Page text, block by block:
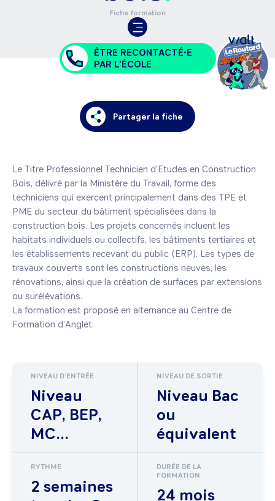
Fiche formation
ÊTRE RECONTACTÉ•E
PAR L'ÉCOLE
Partager la fiche
Le Titre Professionnel Technicien d’Etudes en Construction
Bois, délivré par la Ministère du Travail, forme des
techniciens qui exercent principalement dans des TPE et
PME du secteur du bâtiment spécialisées dans la
construction bois. Les projets concernés incluent les
habitats individuels ou collectifs, les bâtiments tertiaires et
les établissements recevant du public (ERP). Les types de
travaux couverts sont les constructions neuves, les
rénovations, ainsi que la création de surfaces par extensions
ou surélévations.
La formation est proposé en alternance au Centre de
Formation d’Anglet.
NIVEAU D'ENTRÉE
Niveau
CAP, BEP,
MC...
NIVEAU DE SORTIE
Niveau Bac
ou
équivalent
RYTHME
2 semaines
DURÉE DE LA
FORMATION
24 mois